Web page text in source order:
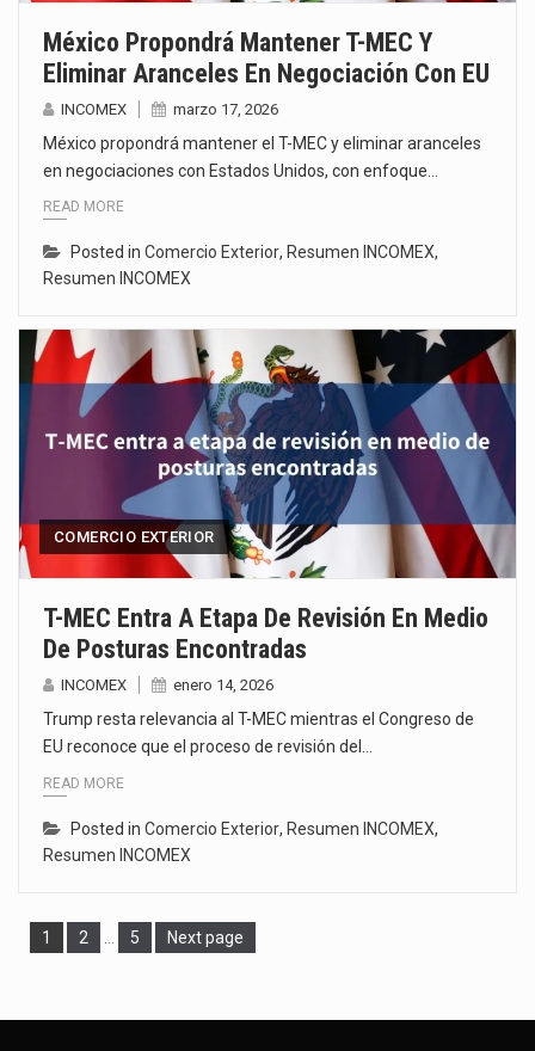
México Propondrá Mantener T-MEC Y
Eliminar Aranceles En Negociación Con EU
INCOMEX marzo 17, 2026
México propondrá mantener el T-MEC y eliminar aranceles
en negociaciones con Estados Unidos, con enfoque…
READ MORE
Posted in Comercio Exterior, Resumen INCOMEX,
Resumen INCOMEX
COMERCIO EXTERIOR
T-MEC Entra A Etapa De Revisión En Medio
De Posturas Encontradas
INCOMEX enero 14, 2026
Trump resta relevancia al T-MEC mientras el Congreso de
EU reconoce que el proceso de revisión del…
READ MORE
Posted in Comercio Exterior, Resumen INCOMEX,
Resumen INCOMEX
Page
1 Page
2 Page
5 Next page